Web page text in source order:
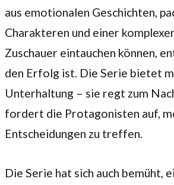
aus emotionalen Geschichten,
Charakteren und einer
Zuschauer eintauchen können,
den Erfolg ist. Die Serie bietet
Unterhaltung – sie regt zum
fordert die Protagonisten auf,
Entscheidungen zu treffen.
Die Serie hat sich auch bemüht,